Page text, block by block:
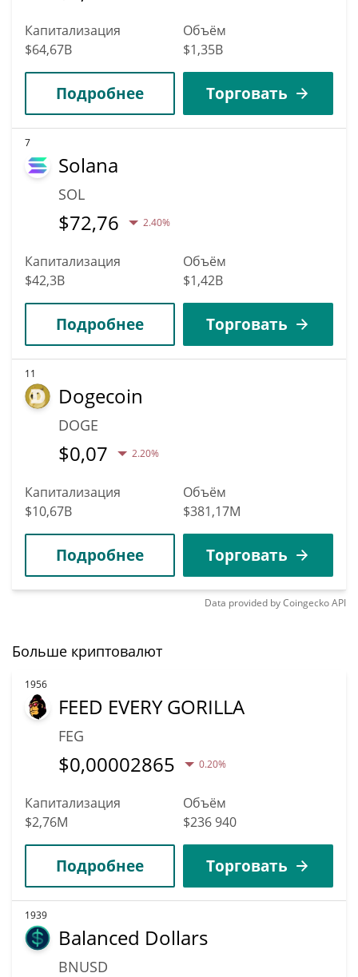
Капитализация
$64,67B
Объём
$1,35B
Подробнее Торговать
7
Solana
SOL
$72,76 2.40%
Капитализация
$42,3B
Объём
$1,42B
Подробнее Торговать
11
Dogecoin
DOGE
$0,07 2.20%
Капитализация
$10,67B
Объём
$381,17M
Подробнее Торговать
Data provided byCoingeckoAPI
Больше криптовалют
1956
FEED EVERY GORILLA
FEG
$0,00002865 0.20%
Капитализация
$2,76M
Объём
$236 940
Подробнее Торговать
1939
Balanced Dollars
BNUSD